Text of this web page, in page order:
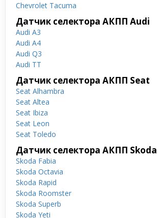
Chevrolet Tacuma
Датчик селектора АКПП Audi
Audi A3
Audi A4
Audi Q3
Audi TT
Датчик селектора АКПП Seat
Seat Alhambra
Seat Altea
Seat Ibiza
Seat Leon
Seat Toledo
Датчик селектора АКПП Skoda
Skoda Fabia
Skoda Octavia
Skoda Rapid
Skoda Roomster
Skoda Superb
Skoda Yeti